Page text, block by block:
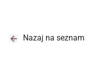
Nazaj na seznam